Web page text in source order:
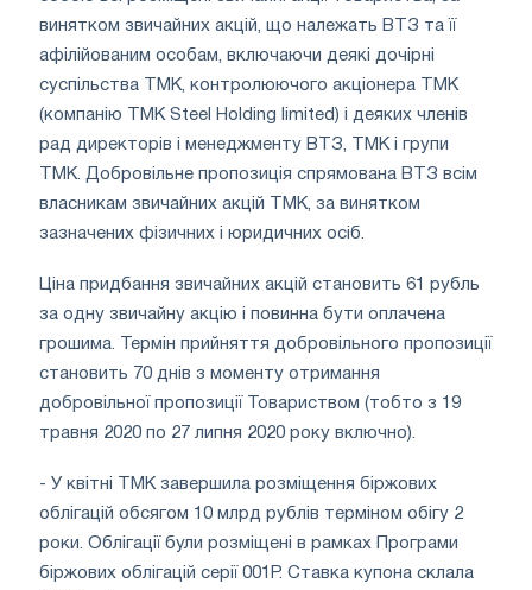
винятком звичайних акцій, що належать ВТЗ та її
афілійованим особам, включаючи деякі дочірні
суспільства ТМК, контролюючого акціонера ТМК
(компанію TMK Steel Holding limited) і деяких членів
рад директорів і менеджменту ВТЗ, ТМК і групи
ТМК. Добровільне пропозиція спрямована ВТЗ всім
власникам звичайних акцій ТМК, за винятком
зазначених фізичних і юридичних осіб.
Ціна придбання звичайних акцій становить 61 рубль
за одну звичайну акцію і повинна бути оплачена
грошима. Термін прийняття добровільного пропозиції
становить 70 днів з моменту отримання
добровільної пропозиції Товариством (тобто з 19
травня 2020 по 27 липня 2020 року включно).
- У квітні ТМК завершила розміщення біржових
облігацій обсягом 10 млрд рублів терміном обігу 2
роки. Облігації були розміщені в рамках Програми
біржових облігацій серії 001Р. Ставка купона склала